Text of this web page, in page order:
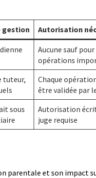
gestion Autorisation
Aucune sauf pour
opérations
tuteur,
Chaque
être validée par
sous
Autorisation
juge requise
parentale et son impact